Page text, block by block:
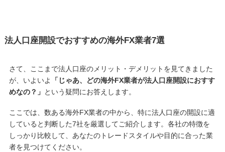
法人口座開設でおすすめの海外FX業者7選
さて、ここまで法人口座のメリット・デメリットを見てきました
が、いよいよ
「じゃあ、どの海外FX業者が法人口座開設におすす
めなの？」 という疑問にお答えします。
ここでは、数ある海外FX業者の中から、特に法人口座の開設に適
していると判断した7社を厳選してご紹介します。各社の特徴を
しっかり比較して、あなたのトレードスタイルや目的に合った業
者を見つけてください。